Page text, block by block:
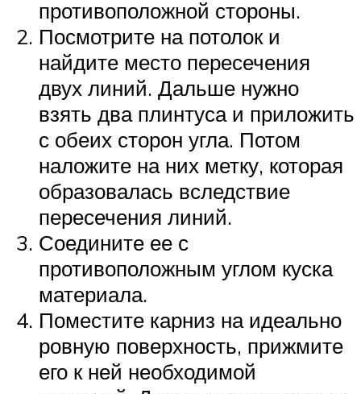
противоположной стороны.
Посмотрите на потолок и
найдите место пересечения
двух линий. Дальше нужно
взять два плинтуса и приложить
с обеих сторон угла. Потом
наложите на них метку, которая
образовалась вследствие
пересечения линий.
Соедините ее с
противоположным углом куска
материала.
Поместите карниз на идеально
ровную поверхность, прижмите
его к ней необходимой